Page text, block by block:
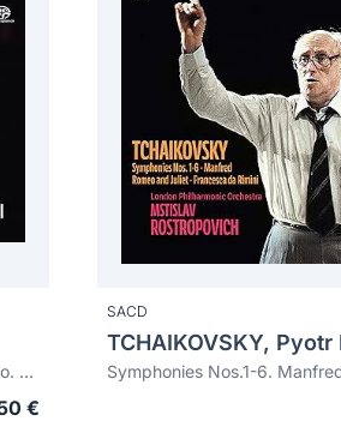
Symphonies Nos.7-9. Cello Concerto. Scherzo capriccioso. Carnival Overture / Cello Concerto
€
SACD